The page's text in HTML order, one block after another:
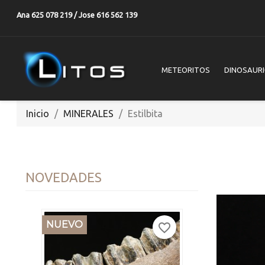
Ana 625 078 219 / Jose 616 562 139
METEORITOS
Inicio MINERALES Estilbita
NOVEDADES
NUEVO favorite_border